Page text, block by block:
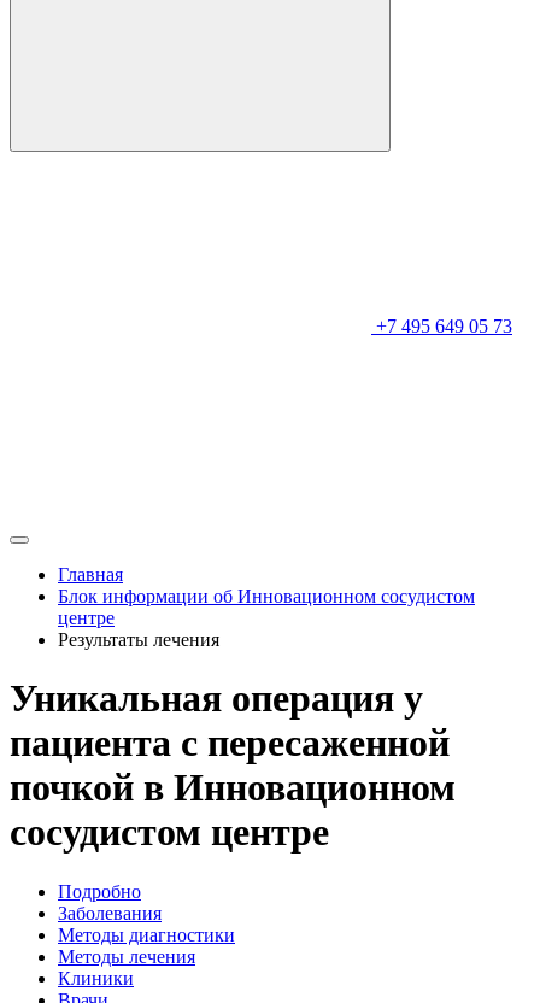
+7 495 649 05 73
Главная
Блок информации об Инновационном сосудистом
центре
Результаты лечения
Уникальная операция у
пациента с пересаженной
почкой в Инновационном
сосудистом центре
Подробно
Заболевания
Методы диагностики
Методы лечения
Клиники